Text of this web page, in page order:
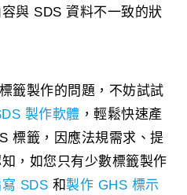
與 SDS 資料不一致的狀
籤製作的問題，不妨試試
製作軟體 ，輕鬆快速產
標籤，因應法規需求、提
，如您只有少數標籤製作
SDS 和製作 GHS 標示